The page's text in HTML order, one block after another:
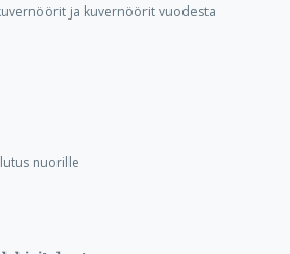
ja kuvernöörit vuodesta
nuorille